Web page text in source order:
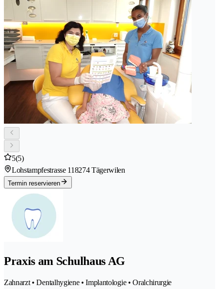
5(5)
Lohstampfestrasse 118274 Tägerwilen
Termin reservieren
Praxis am Schulhaus AG
Zahnarzt • Dentalhygiene • Implantologie • Oralchirurgie